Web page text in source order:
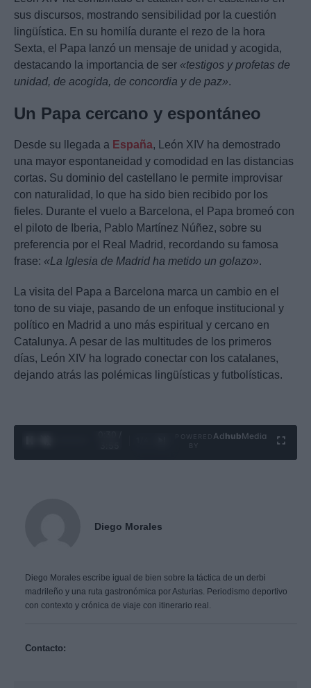
sus discursos, mostrando sensibilidad por la cuestión
lingüística. En su homilía durante el rezo de la hora
Sexta, el Papa lanzó un mensaje de unidad y acogida,
destacando la importancia de ser «testigos y profetas de
unidad, de acogida, de concordia y de paz».
Un Papa cercano y espontáneo
Desde su llegada a España, León XIV ha demostrado
una mayor espontaneidad y comodidad en las distancias
cortas. Su dominio del castellano le permite improvisar
con naturalidad, lo que ha sido bien recibido por los
fieles. Durante el vuelo a Barcelona, el Papa bromeó con
el piloto de Iberia, Pablo Martínez Núñez, sobre su
preferencia por el Real Madrid, recordando su famosa
frase: «La Iglesia de Madrid ha metido un golazo».
La visita del Papa a Barcelona marca un cambio en el
tono de su viaje, pasando de un enfoque institucional y
político en Madrid a uno más espiritual y cercano en
Catalunya. A pesar de las multitudes de los primeros
días, León XIV ha logrado conectar con los catalanes,
dejando atrás las polémicas lingüísticas y futbolísticas.
Ad hubMedia
Diego Morales
Diego Morales escribe igual de bien sobre la táctica de un derbi
madrileño y una ruta gastronómica por Asturias. Periodismo deportivo
con contexto y crónica de viaje con itinerario real.
Contacto: